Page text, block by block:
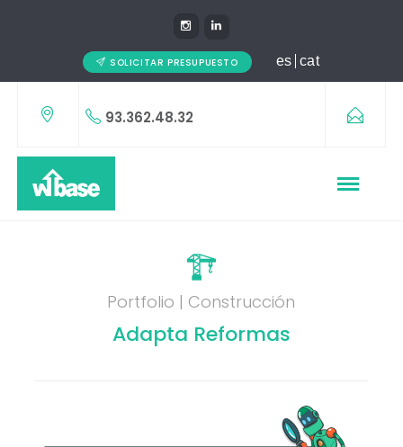
SOLICITAR PRESUPUESTO es cat
93.362.48.32
Portfolio | Construcción
Adapta Reformas